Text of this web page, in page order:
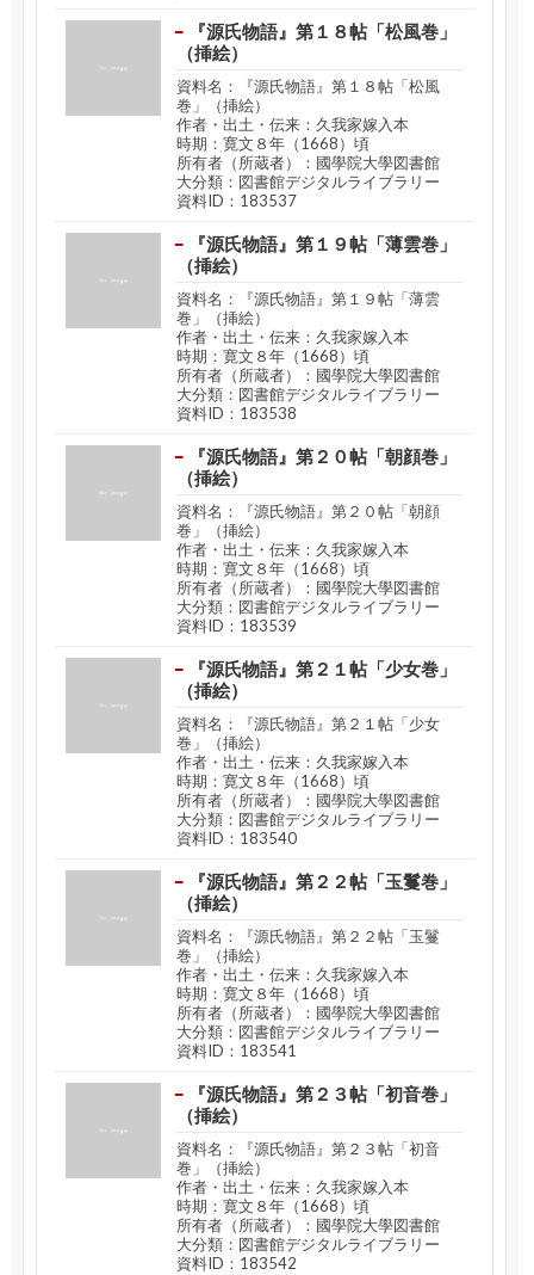
『源氏物語』第１８帖「松風巻」
（挿絵）
資料名：『源氏物語』第１８帖「松風
巻」（挿絵）
作者・出土・伝来：久我家嫁入本
時期：寛文８年（1668）頃
所有者（所蔵者）：國學院大學図書館
大分類：図書館デジタルライブラリー
資料ID：183537
『源氏物語』第１９帖「薄雲巻」
（挿絵）
資料名：『源氏物語』第１９帖「薄雲
巻」（挿絵）
作者・出土・伝来：久我家嫁入本
時期：寛文８年（1668）頃
所有者（所蔵者）：國學院大學図書館
大分類：図書館デジタルライブラリー
資料ID：183538
『源氏物語』第２０帖「朝顔巻」
（挿絵）
資料名：『源氏物語』第２０帖「朝顔
巻」（挿絵）
作者・出土・伝来：久我家嫁入本
時期：寛文８年（1668）頃
所有者（所蔵者）：國學院大學図書館
大分類：図書館デジタルライブラリー
資料ID：183539
『源氏物語』第２１帖「少女巻」
（挿絵）
資料名：『源氏物語』第２１帖「少女
巻」（挿絵）
作者・出土・伝来：久我家嫁入本
時期：寛文８年（1668）頃
所有者（所蔵者）：國學院大學図書館
大分類：図書館デジタルライブラリー
資料ID：183540
『源氏物語』第２２帖「玉鬘巻」
（挿絵）
資料名：『源氏物語』第２２帖「玉鬘
巻」（挿絵）
作者・出土・伝来：久我家嫁入本
時期：寛文８年（1668）頃
所有者（所蔵者）：國學院大學図書館
大分類：図書館デジタルライブラリー
資料ID：183541
『源氏物語』第２３帖「初音巻」
（挿絵）
資料名：『源氏物語』第２３帖「初音
巻」（挿絵）
作者・出土・伝来：久我家嫁入本
時期：寛文８年（1668）頃
所有者（所蔵者）：國學院大學図書館
大分類：図書館デジタルライブラリー
資料ID：183542